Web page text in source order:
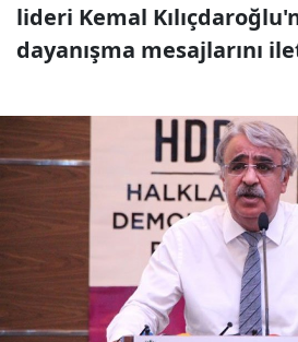
lideri Kemal
dayanışma mesajlarını